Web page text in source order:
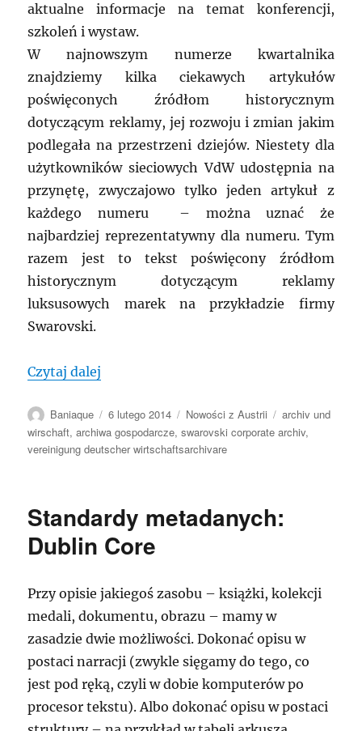
aktualne informacje na temat konferencji,
szkoleń i wystaw.
W najnowszym numerze kwartalnika
znajdziemy kilka ciekawych artykułów
poświęconych źródłom historycznym
dotyczącym reklamy, jej rozwoju i zmian jakim
podlegała na przestrzeni dziejów. Niestety dla
użytkowników sieciowych VdW udostępnia na
przynętę, zwyczajowo tylko jeden artykuł z
każdego numeru – można uznać że
najbardziej reprezentatywny dla numeru. Tym
razem jest to tekst poświęcony źródłom
historycznym dotyczącym reklamy
luksusowych marek na przykładzie firmy
Swarovski.
Czytaj dalej
Autor
Baniaque
Data
publikacji
6 lutego 2014 Kategorie
Nowości z Austrii Tagi
archiv und
wirschaft,archiwa gospodarcze,swarovski corporate archiv,
vereinigung deutscher wirtschaftsarchivare
Standardy metadanych:
Dublin Core
Przy opisie jakiegoś zasobu – książki, kolekcji
medali, dokumentu, obrazu – mamy w
zasadzie dwie możliwości. Dokonać opisu w
postaci narracji (zwykle sięgamy do tego, co
jest pod ręką, czyli w dobie komputerów po
procesor tekstu). Albo dokonać opisu w postaci